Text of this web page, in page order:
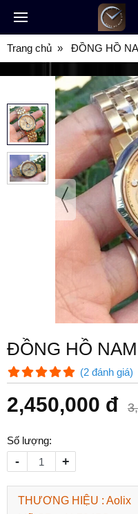
Trang chủ ĐỒNG HỒ
ĐỒNG HỒ
(2 đánh giá)
2,450,000 đ
Số lượng:
- +
THƯƠNG HIỆU : Aolix